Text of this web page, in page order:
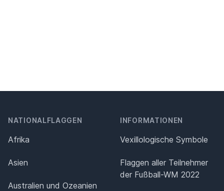
NATIONALFLAGGEN
Afrika
Asien
Australien und Ozeanien
INFORMATIONEN
Vexillologische Symbole
Flaggen aller Teilnehmer
der Fußball-WM 2022